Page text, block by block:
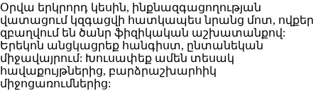
Օրվա երկրորդ կեսին, ինքնազգացողության
վատացում կզգացվի հատկապես նրանց մոտ, ովքեր
զբաղվում են ծանր ֆիզիկական աշխատանքով:
Երեկոն անցկացրեք հանգիստ, ընտանեկան
միջավայրում: Խուսափեք ամեն տեսակ
հավաքույթներից, բարձրաշխարհիկ
միջոցառումներից: